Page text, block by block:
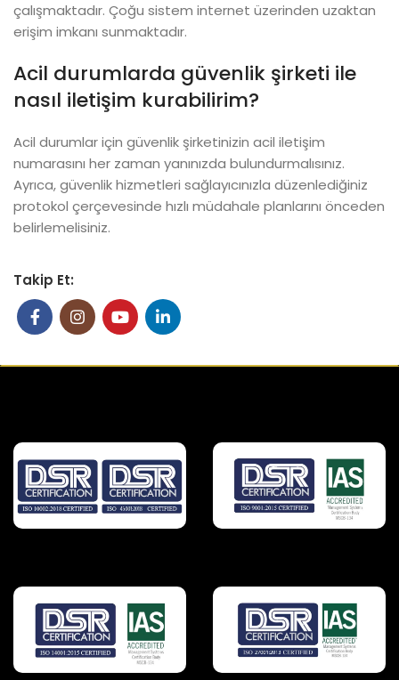
çalışmaktadır. Çoğu sistem internet üzerinden uzaktan
erişim imkanı sunmaktadır.
Acil durumlarda güvenlik şirketi ile
nasıl iletişim kurabilirim?
Acil durumlar için güvenlik şirketinizin acil iletişim
numarasını her zaman yanınızda bulundurmalısınız.
Ayrıca, güvenlik hizmetleri sağlayıcınızla düzenlediğiniz
protokol çerçevesinde hızlı müdahale planlarını önceden
belirlemelisiniz.
Takip Et: